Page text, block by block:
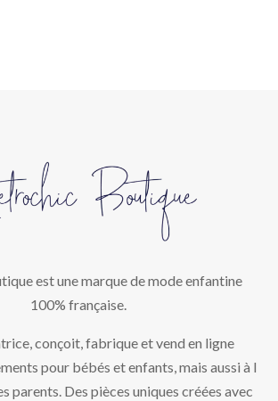
est une marque de mode enfantine
100% française.
conçoit, fabrique et vend en ligne
pour bébés et enfants, mais aussi à l
parents. Des pièces uniques créées avec